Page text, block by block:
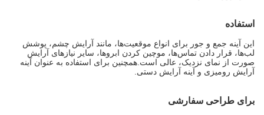
استفاده
این آینه جمع و جور برای انواع موقعیت‌ها، مانند آرایش چشم، پوشش
لب‌ها، قرار دادن تماس‌ها، موچین کردن ابروها، سایر نیازهای آرایش
صورت از نمای نزدیک، عالی است.همچنین برای استفاده به عنوان آینه
آرایش رومیزی و آینه آرایش دستی.
برای طراحی سفارشی